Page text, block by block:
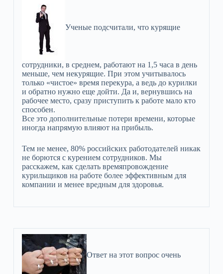
Ученые подсчитали, что курящие
сотрудники, в среднем, работают на 1,5 часа в день
меньше, чем некурящие. При этом учитывалось
только «чистое» время перекура, а ведь до курилки
и обратно нужно еще дойти. Да и, вернувшись на
рабочее место, сразу приступить к работе мало кто
способен.
Все это дополнительные потери времени, которые
иногда напрямую влияют на прибыль.
Тем не менее, 80% российских работодателей никак
не борются с курением сотрудников. Мы
расскажем, как сделать времяпровождение
курильщиков на работе более эффективным для
компании и менее вредным для здоровья.
Ответ на этот вопрос очень